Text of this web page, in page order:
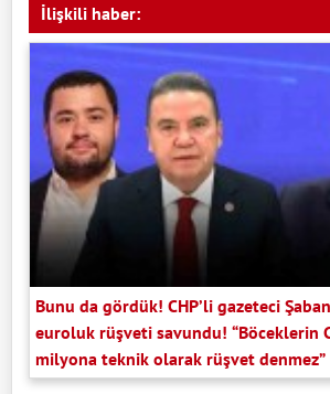
İlişkili haber:
Bunu da gördük! CHP’li gazeteci
euroluk rüşveti savundu! “Böceklerin
milyona teknik olarak rüşvet denmez”